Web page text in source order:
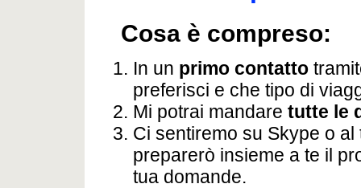
Cosa è compreso:
In un primo contatto
preferisci e che tipo di
Mi potrai mandare tutte le
Ci sentiremo su Skype o
preparerò insieme a te il
tua domande.